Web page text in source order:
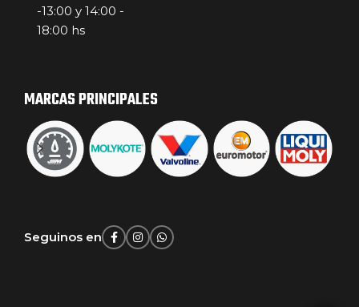
-13:00 y 14:00 -
18:00 hs
MARCAS PRINCIPALES
Seguinos en